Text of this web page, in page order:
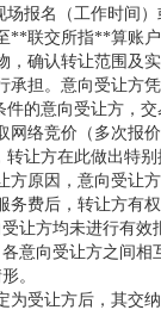
报名（工作时间
**联交所指**算账
，确认转让范围及
承担。意向受让方
的意向受让方，
网络竞价（多次报
让方在此做出特
方原因，意向受让
费后，转让方有
让方均未进行有
意向受让方之间
。
为受让方后，其交